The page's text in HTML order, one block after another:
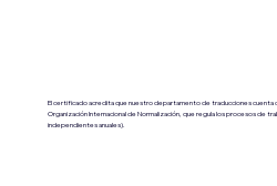
El certificado acredita que nuestro departamento de traducciones cuenta
Organización Internacional de Normalización, que regula los procesos de
independientes anuales).